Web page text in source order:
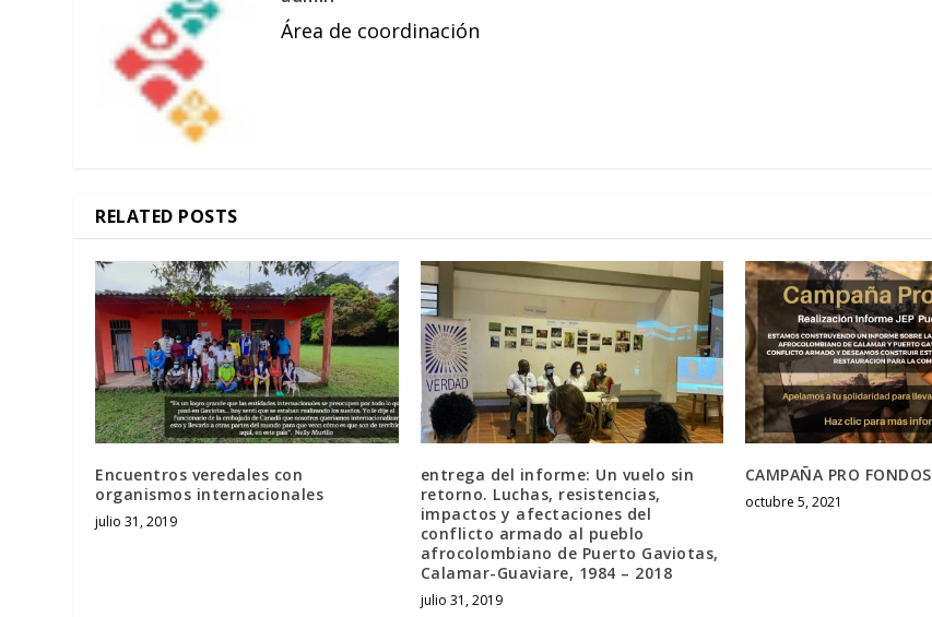
Área de coordinación
RELATED POSTS
Encuentros veredales con
organismos internacionales
julio 31, 2019
entrega del informe: Un vuelo sin
retorno. Luchas, resistencias,
impactos y afectaciones del
conflicto armado al pueblo
afrocolombiano de Puerto Gaviotas,
Calamar-Guaviare, 1984 – 2018
julio 31, 2019
CAMPAÑA PRO FONDOS
octubre 5, 2021